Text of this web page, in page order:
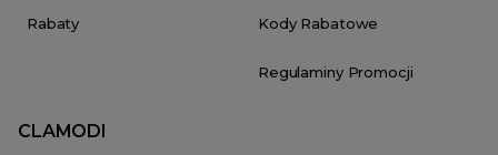
Rabaty Kody Rabatowe
Regulaminy Promocji
CLAMODI